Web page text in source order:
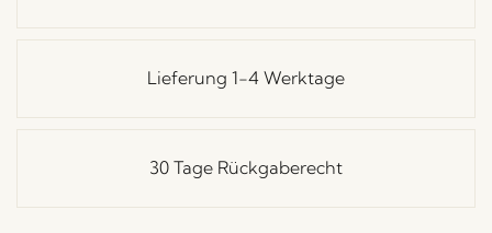
Lieferung 1-4 Werktage
30 Tage Rückgaberecht